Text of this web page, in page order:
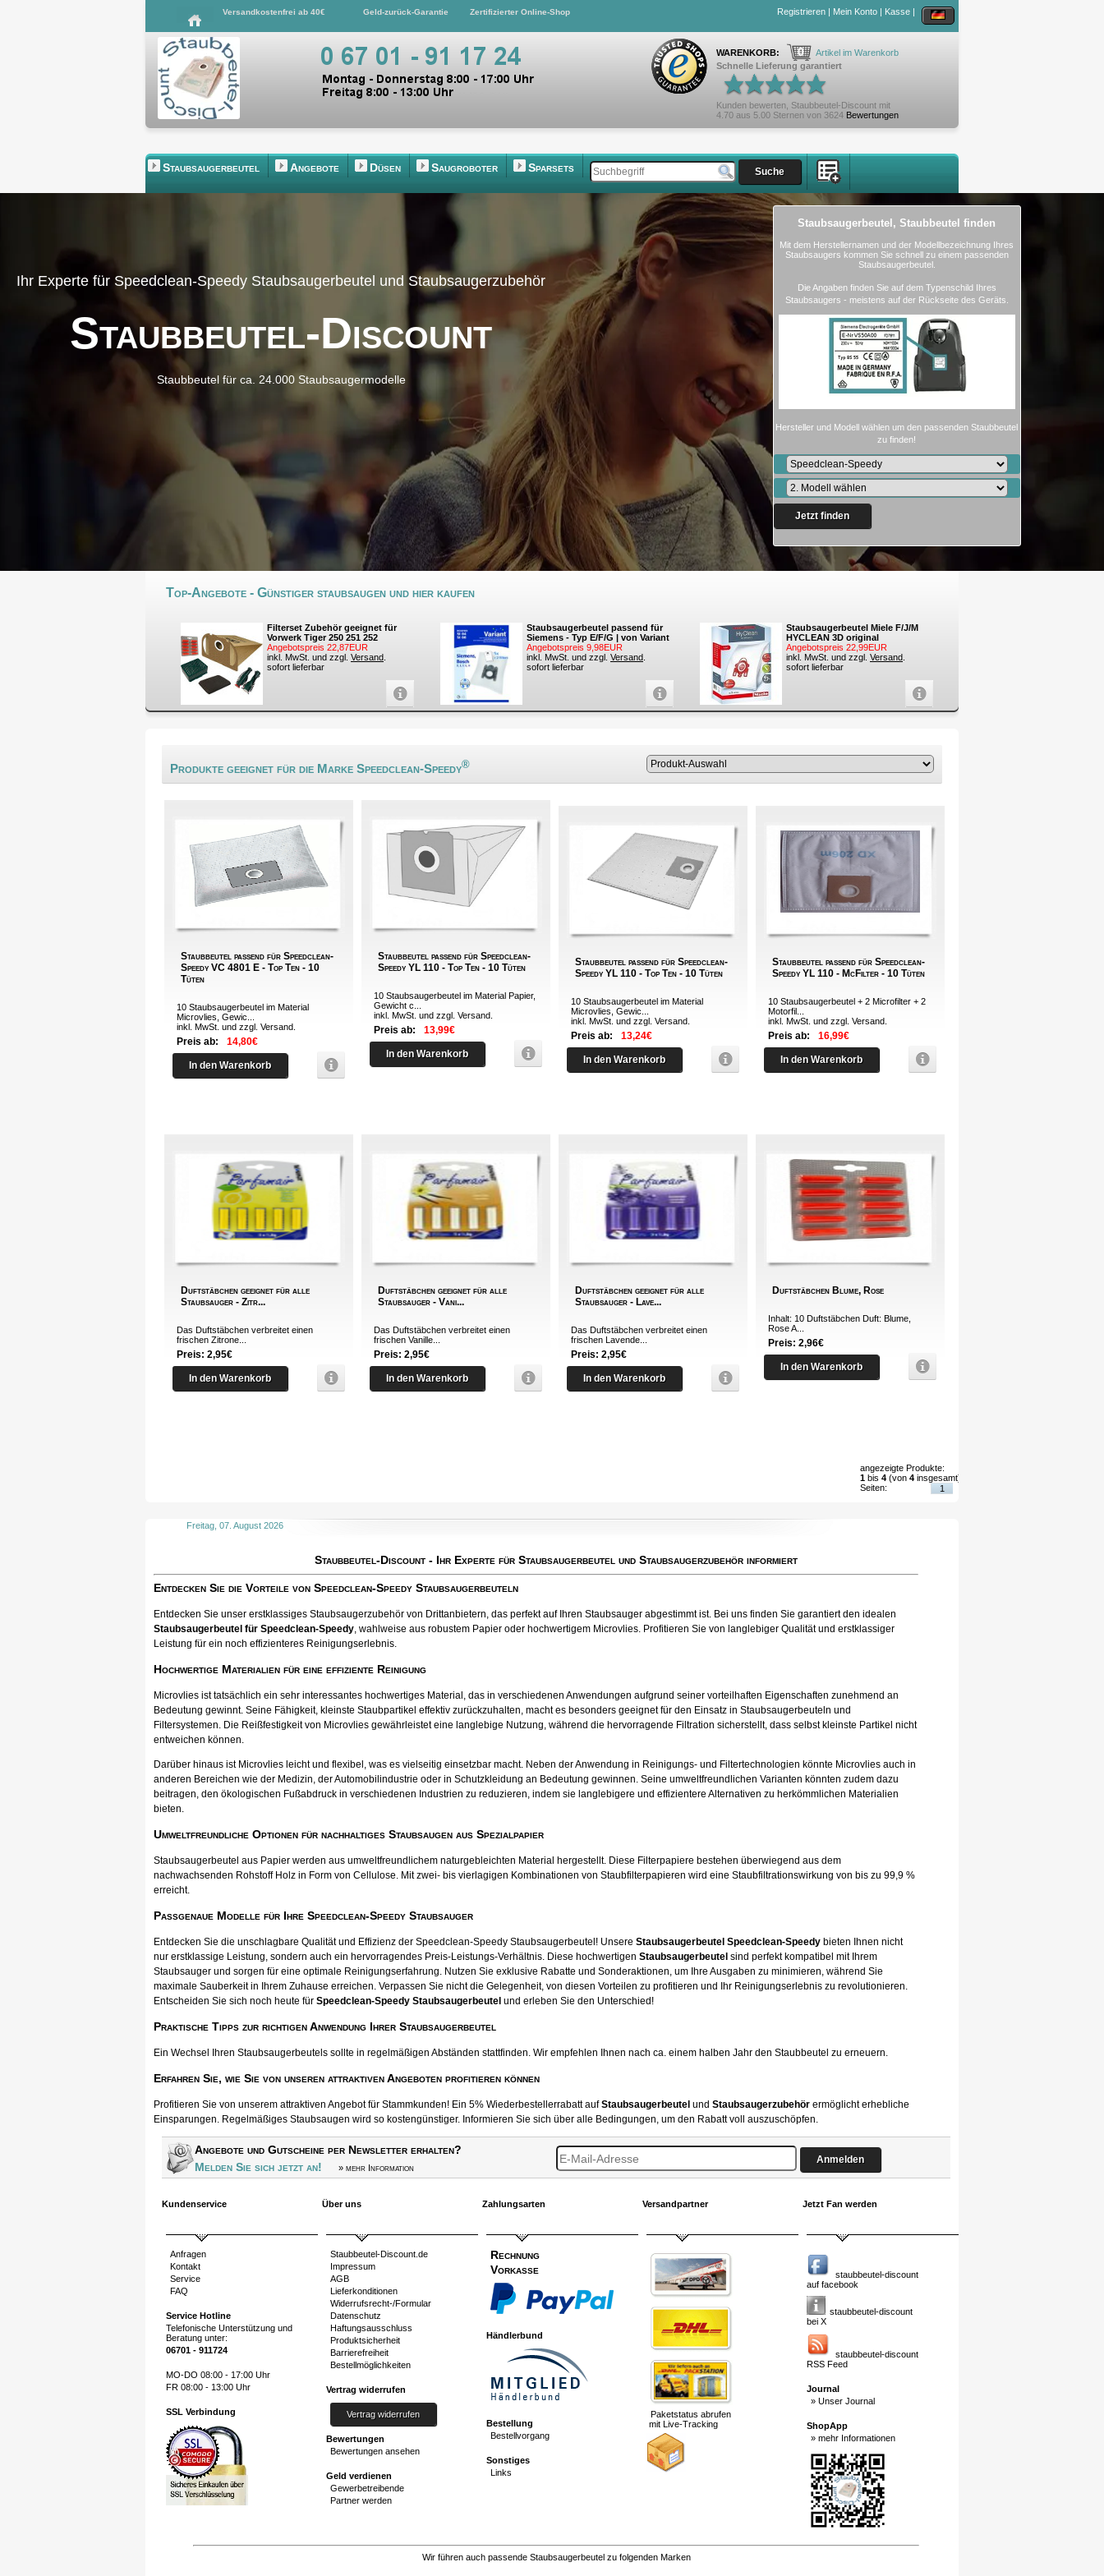
Versandkostenfrei ab 40€ Geld-zurück-Garantie Zertifizierter Online-Shop Registrieren | Mein Konto | Kasse |
WARENKORB: 0
Artikel im Warenkorb
Schnelle Lieferung garantiert
Kunden bewerten, Staubbeutel-Discount mit
4.70 aus 5.00 Sternen von 3624 Bewertungen
Staubsaugerbeutel Angebote Düsen Saugroboter Sparsets
Ihr Experte für Speedclean-Speedy Staubsaugerbeutel und Staubsaugerzubehör
Staubbeutel-Discount
Staubbeutel für ca. 24.000 Staubsaugermodelle
Staubsaugerbeutel, Staubbeutel finden
Mit dem Herstellernamen und der Modellbezeichnung Ihres
Staubsaugers kommen Sie schnell zu einem passenden
Staubsaugerbeutel.
Die Angaben finden Sie auf dem Typenschild Ihres
Staubsaugers - meistens auf der Rückseite des Geräts.
Hersteller und Modell wählen um den passenden Staubbeutel
zu finden!
Jetzt finden
Top-Angebote - Günstiger staubsaugen und hier kaufen
Filterset Zubehör geeignet für
Vorwerk Tiger 250 251 252
Angebotspreis 22,87EUR
inkl. MwSt. und zzgl. Versand
sofort lieferbar
Staubsaugerbeutel passend für
Siemens - Typ E/F/G | von Variant
Angebotspreis 9,98EUR
inkl. MwSt. und zzgl. Versand
sofort lieferbar
Staubsaugerbeutel Miele F/J/M
HYCLEAN 3D original
Angebotspreis 22,99EUR
inkl. MwSt. und zzgl. Versand
sofort lieferbar
Produkte geeignet für die Marke Speedclean-Speedy®
Staubbeutel passend für Speedclean-
Speedy VC 4801 E - Top Ten - 10
Tüten
10 Staubsaugerbeutel im Material
Microvlies, Gewic...
inkl. MwSt. und zzgl. Versand
Preis ab: 14,80€
In den Warenkorb
Staubbeutel passend für Speedclean-
Speedy YL 110 - Top Ten - 10 Tüten
10 Staubsaugerbeutel im Material Papier,
Gewicht c...
inkl. MwSt. und zzgl. Versand
Preis ab: 13,99€
In den Warenkorb
Staubbeutel passend für Speedclean-
Speedy YL 110 - Top Ten - 10 Tüten
10 Staubsaugerbeutel im Material
Microvlies, Gewic...
inkl. MwSt. und zzgl. Versand
Preis ab: 13,24€
In den Warenkorb
Staubbeutel passend für Speedclean-
Speedy YL 110 - McFilter - 10 Tüten
10 Staubsaugerbeutel + 2 Microfilter + 2
Motorfil...
inkl. MwSt. und zzgl. Versand
Preis ab: 16,99€
In den Warenkorb
Duftstäbchen geeignet für alle
Staubsauger - Zitr...
Das Duftstäbchen verbreitet einen
frischen Zitrone...
Preis: 2,95€
In den Warenkorb
Duftstäbchen geeignet für alle
Staubsauger - Vani...
Das Duftstäbchen verbreitet einen
frischen Vanille...
Preis: 2,95€
In den Warenkorb
Duftstäbchen geeignet für alle
Staubsauger - Lave...
Das Duftstäbchen verbreitet einen
frischen Lavende...
Preis: 2,95€
In den Warenkorb
Duftstäbchen Blume, Rose
Inhalt: 10 Duftstäbchen Duft: Blume,
Rose A...
Preis: 2,96€
In den Warenkorb
angezeigte Produkte:
1 bis 4 (von 4 insgesamt)
Seiten:
1
Freitag, 07. August 2026
Staubbeutel-Discount - Ihr Experte für Staubsaugerbeutel und Staubsaugerzubehör informiert
Entdecken Sie die Vorteile von Speedclean-Speedy Staubsaugerbeuteln
Entdecken Sie unser erstklassiges Staubsaugerzubehör von Drittanbietern, das perfekt auf Ihren Staubsauger abgestimmt ist. Bei uns finden Sie garantiert den idealen
Staubsaugerbeutel für Speedclean-Speedy, wahlweise aus robustem Papier oder hochwertigem Microvlies. Profitieren Sie von langlebiger Qualität und erstklassiger
Leistung für ein noch effizienteres Reinigungserlebnis.
Hochwertige Materialien für eine effiziente Reinigung
Microvlies ist tatsächlich ein sehr interessantes hochwertiges Material, das in verschiedenen Anwendungen aufgrund seiner vorteilhaften Eigenschaften zunehmend an
Bedeutung gewinnt. Seine Fähigkeit, kleinste Staubpartikel effektiv zurückzuhalten, macht es besonders geeignet für den Einsatz in Staubsaugerbeuteln und
Filtersystemen. Die Reißfestigkeit von Microvlies gewährleistet eine langlebige Nutzung, während die hervorragende Filtration sicherstellt, dass selbst kleinste Partikel nicht
entweichen können.
Darüber hinaus ist Microvlies leicht und flexibel, was es vielseitig einsetzbar macht. Neben der Anwendung in Reinigungs- und Filtertechnologien könnte Microvlies auch in
anderen Bereichen wie der Medizin, der Automobilindustrie oder in Schutzkleidung an Bedeutung gewinnen. Seine umweltfreundlichen Varianten könnten zudem dazu
beitragen, den ökologischen Fußabdruck in verschiedenen Industrien zu reduzieren, indem sie langlebigere und effizientere Alternativen zu herkömmlichen Materialien
bieten.
Umweltfreundliche Optionen für nachhaltiges Staubsaugen aus Spezialpapier
Staubsaugerbeutel aus Papier werden aus umweltfreundlichem naturgebleichten Material hergestellt. Diese Filterpapiere bestehen überwiegend aus dem
nachwachsenden Rohstoff Holz in Form von Cellulose. Mit zwei- bis vierlagigen Kombinationen von Staubfilterpapieren wird eine Staubfiltrationswirkung von bis zu 99,9 %
erreicht.
Passgenaue Modelle für Ihre Speedclean-Speedy Staubsauger
Entdecken Sie die unschlagbare Qualität und Effizienz der Speedclean-Speedy Staubsaugerbeutel! Unsere Staubsaugerbeutel Speedclean-Speedy bieten Ihnen nicht
nur erstklassige Leistung, sondern auch ein hervorragendes Preis-Leistungs-Verhältnis. Diese hochwertigen Staubsaugerbeutel sind perfekt kompatibel mit Ihrem
Staubsauger und sorgen für eine optimale Reinigungserfahrung. Nutzen Sie exklusive Rabatte und Sonderaktionen, um Ihre Ausgaben zu minimieren, während Sie
maximale Sauberkeit in Ihrem Zuhause erreichen. Verpassen Sie nicht die Gelegenheit, von diesen Vorteilen zu profitieren und Ihr Reinigungserlebnis zu revolutionieren.
Entscheiden Sie sich noch heute für Speedclean-Speedy Staubsaugerbeutel und erleben Sie den Unterschied!
Praktische Tipps zur richtigen Anwendung Ihrer Staubsaugerbeutel
Ein Wechsel Ihren Staubsaugerbeutels sollte in regelmäßigen Abständen stattfinden. Wir empfehlen Ihnen nach ca. einem halben Jahr den Staubbeutel zu erneuern.
Erfahren Sie, wie Sie von unseren attraktiven Angeboten profitieren können
Profitieren Sie von unserem attraktiven Angebot für Stammkunden! Ein 5% Wiederbestellerrabatt aufStaubsaugerbeutel und Staubsaugerzubehör ermöglicht erhebliche
Einsparungen. Regelmäßiges Staubsaugen wird so kostengünstiger. Informieren Sie sich über alle Bedingungen, um den Rabatt voll auszuschöpfen.
Angebote und Gutscheine per Newsletter erhalten?
Melden Sie sich jetzt an!
» mehr Information
Kundenservice
Anfragen
Kontakt
Service
FAQ
Service Hotline
Telefonische Unterstützung und
Beratung unter:
06701 - 911724
MO-DO 08:00 - 17:00 Uhr
FR 08:00 - 13:00 Uhr
SSL Verbindung
Über uns
Staubbeutel-Discount.de
Impressum
AGB
Lieferkonditionen
Widerrufsrecht-/Formular
Datenschutz
Haftungsausschluss
Produktsicherheit
Barrierefreiheit
Bestellmöglichkeiten
Vertrag widerrufen
Vertrag widerrufen
Bewertungen
Bewertungen ansehen
Geld verdienen
Gewerbetreibende
Partner werden
Zahlungsarten
Rechnung
Vorkasse
Händlerbund
Bestellung
Bestellvorgang
Sonstiges
Links
Versandpartner
Paketstatus abrufen
mit Live-Tracking
Jetzt Fan werden
staubbeutel-discount
auf facebook
staubbeutel-discount
bei X
staubbeutel-discount
RSS Feed
Journal
» Unser Journal
ShopApp
» mehr Informationen
Wir führen auch passende Staubsaugerbeutel zu folgenden Marken